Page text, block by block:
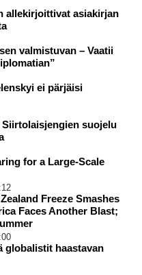
allekirjoittivat asiakirjan
valmistuvan – Vaatii
ei pärjäisi
suojelu
for a Large-Scale
Freeze Smashes
Faces Another Blast;
globalistit haastavan